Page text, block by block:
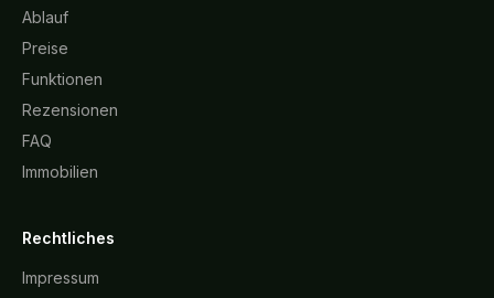
Ablauf
Preise
Funktionen
Rezensionen
FAQ
Immobilien
Rechtliches
Impressum